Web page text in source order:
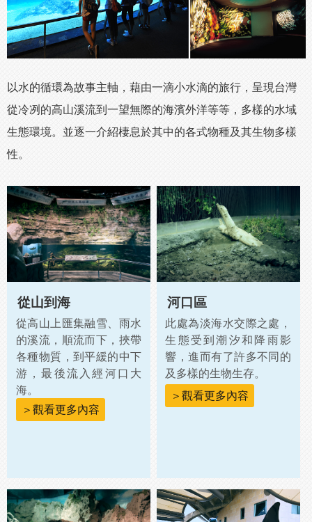
以水的循環為故事主軸，藉由一滴小水滴的旅行，呈現台灣
從冷冽的高山溪流到一望無際的海濱外洋等等，多樣的水域
生態環境。並逐一介紹棲息於其中的各式物種及其生物多樣
性。
從山到海
從高山上匯集融雪、雨水
的溪流，順流而下，挾帶
各種物質，到平緩的中下
游，最後流入經河口大
海。
＞觀看更多內容
河口區
此處為淡海水交際之處，
生態受到潮汐和降雨影
響，進而有了許多不同的
及多樣的生物生存。
＞觀看更多內容